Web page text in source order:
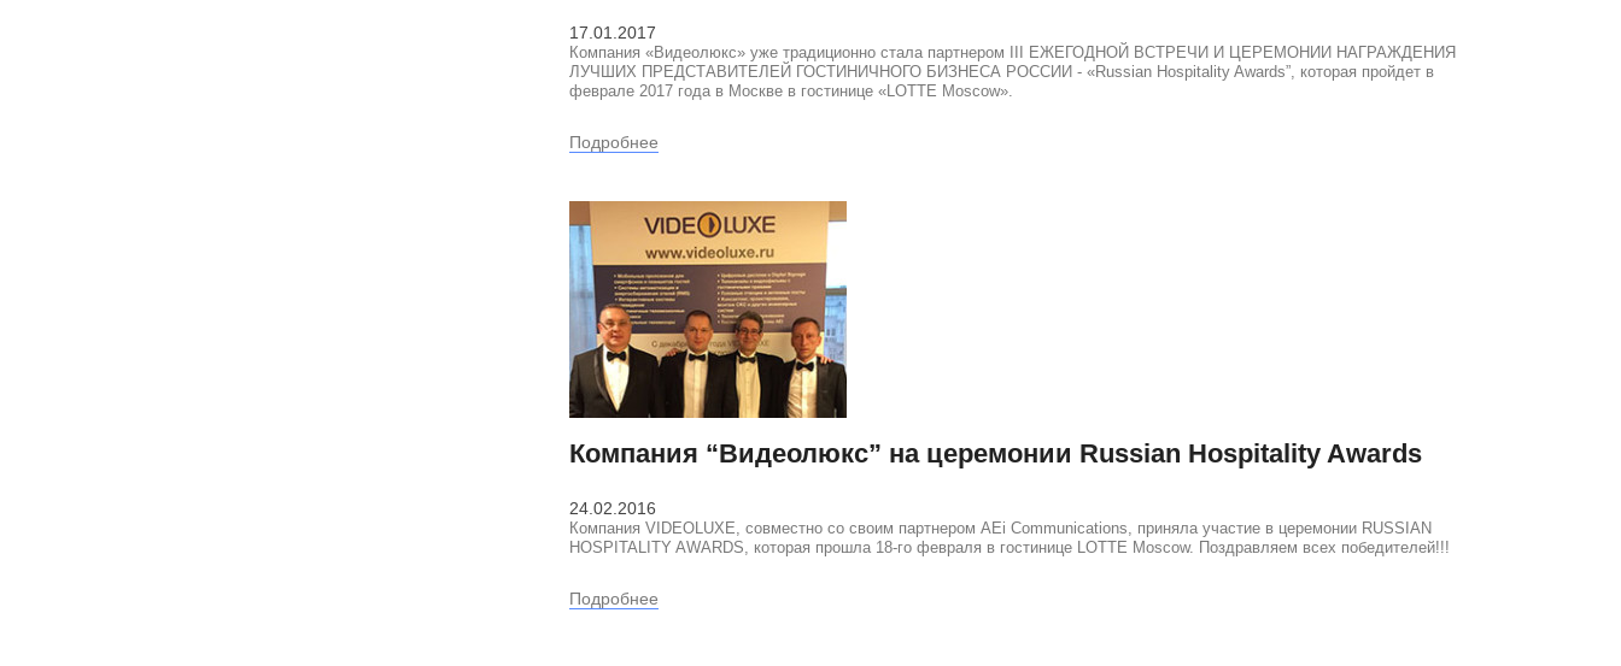
17.01.2017
Компания «Видеолюкс» уже традиционно стала партнером III ЕЖЕГОДНОЙ ВСТРЕЧИ И ЦЕРЕМОНИИ НАГРАЖДЕНИЯ
ЛУЧШИХ ПРЕДСТАВИТЕЛЕЙ ГОСТИНИЧНОГО БИЗНЕСА РОССИИ - «Russian Hospitality Awards”, которая пройдет в
феврале 2017 года в Москве в гостинице «LOTTE Moscow».
Подробнее
Компания “Видеолюкс” на церемонии Russian Hospitality Awards
24.02.2016
Компания VIDEOLUXE, совместно со своим партнером AEi Communications, приняла участие в церемонии RUSSIAN
HOSPITALITY AWARDS, которая прошла 18-го февраля в гостинице LOTTE Moscow. Поздравляем всех победителей!!!
Подробнее